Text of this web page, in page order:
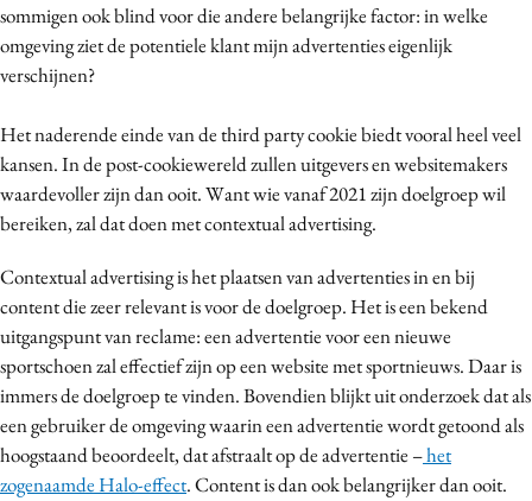
sommigen ook blind voor die andere belangrijke factor: in welke
omgeving ziet de potentiele klant mijn advertenties eigenlijk
verschijnen?
Het naderende einde van de third party cookie biedt vooral heel veel
kansen. In de post-cookiewereld zullen uitgevers en websitemakers
waardevoller zijn dan ooit. Want wie vanaf 2021 zijn doelgroep wil
bereiken, zal dat doen met contextual advertising.
Contextual advertising is het plaatsen van advertenties in en bij
content die zeer relevant is voor de doelgroep. Het is een bekend
uitgangspunt van reclame: een advertentie voor een nieuwe
sportschoen zal effectief zijn op een website met sportnieuws. Daar is
immers de doelgroep te vinden. Bovendien blijkt uit onderzoek dat als
een gebruiker de omgeving waarin een advertentie wordt getoond als
hoogstaand beoordeelt, dat afstraalt op de advertentie –het
zogenaamde Halo-effect. Content is dan ook belangrijker dan ooit.